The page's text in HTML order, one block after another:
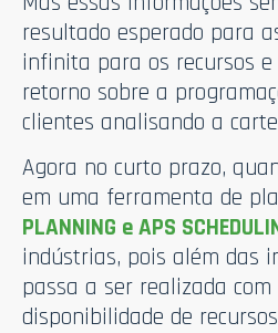
resultado esperado para
infinita para os recursos
retorno sobre a
clientes analisando a
Agora no curto prazo,
em uma ferramenta de
PLANNING e APS
indústrias, pois além das
passa a ser realizada
disponibilidade de